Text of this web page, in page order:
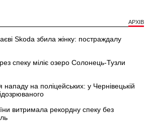
АРХІВ
Skoda збила жінку: постраждалу
спеку міліє озеро Солонець-Тузли
нападу на поліцейських: у Чернівецькій
витримала рекордну спеку без